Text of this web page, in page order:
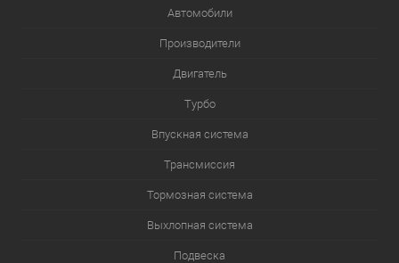
Автомобили
Производители
Двигатель
Турбо
Впускная система
Трансмиссия
Тормозная система
Выхлопная система
Подвеска